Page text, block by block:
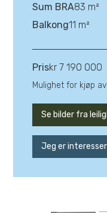
Sum BRA83 m²
Balkong11 m²
Priskr 7 190 000
Mulighet for kjøp
Se bilder fra
Jeg er